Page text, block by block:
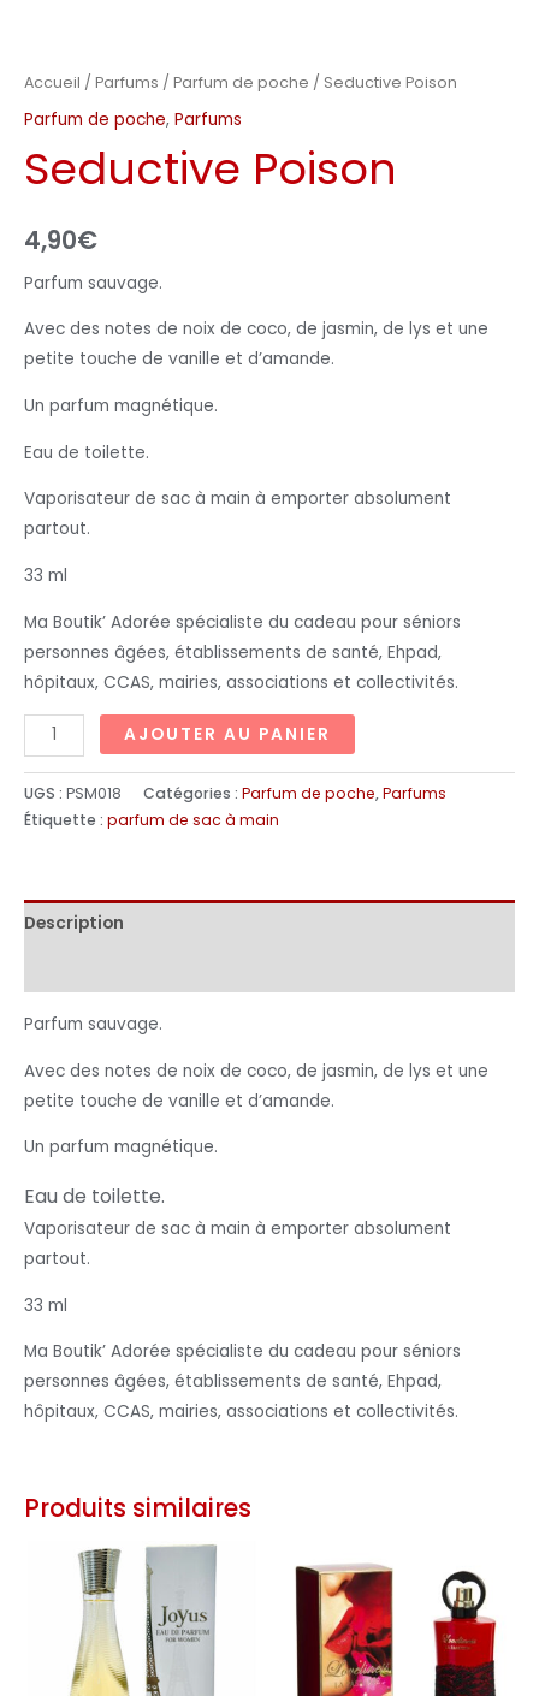
Accueil / Parfums / Parfum de poche / Seductive Poison
Parfum de poche, Parfums
Seductive Poison
4,90€
Parfum sauvage.
Avec des notes de noix de coco, de jasmin, de lys et une
petite touche de vanille et d’amande.
Un parfum magnétique.
Eau de toilette.
Vaporisateur de sac à main à emporter absolument
partout.
33 ml
Ma Boutik’ Adorée spécialiste du cadeau pour séniors
personnes âgées, établissements de santé, Ehpad,
hôpitaux, CCAS, mairies, associations et collectivités.
AJOUTER AU PANIER
UGS : PSM018 Catégories : Parfum de poche,Parfums
Étiquette : parfum de sac à main
Description
Parfum sauvage.
Avec des notes de noix de coco, de jasmin, de lys et une
petite touche de vanille et d’amande.
Un parfum magnétique.
Eau de toilette.
Vaporisateur de sac à main à emporter absolument
partout.
33 ml
Ma Boutik’ Adorée spécialiste du cadeau pour séniors
personnes âgées, établissements de santé, Ehpad,
hôpitaux, CCAS, mairies, associations et collectivités.
Produits similaires